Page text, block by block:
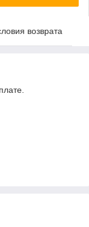
возврата